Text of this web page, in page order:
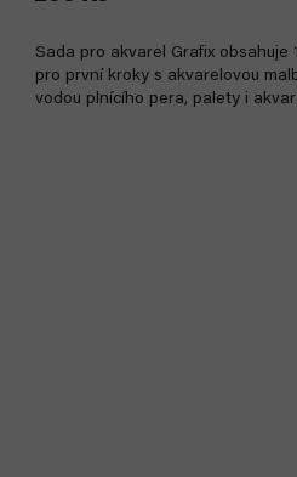
Sada pro akvarel Grafix obsahuje
pro první kroky s akvarelovou
vodou plnícího pera, palety i